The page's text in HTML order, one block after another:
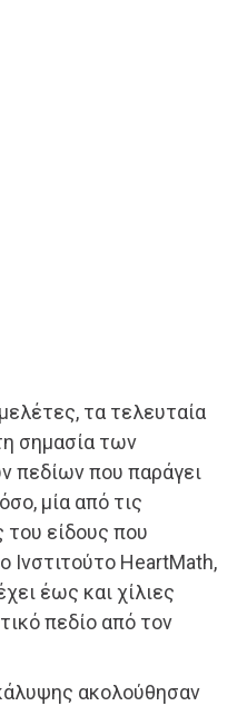
τα τελευταία
σημασία των
πεδίων που παράγει
μία από τις
του είδους που
Ινστιτούτο HeartMath,
έως και χίλιες
πεδίο από τον
ακολούθησαν